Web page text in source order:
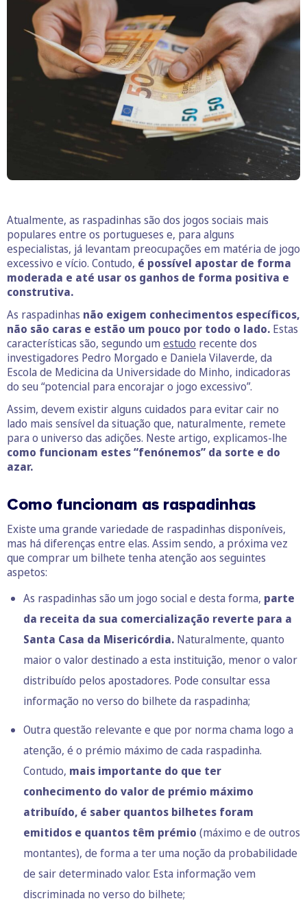
Atualmente, as raspadinhas são dos jogos sociais mais
populares entre os portugueses e, para alguns
especialistas, já levantam preocupações em matéria de jogo
excessivo e vício. Contudo, é possível apostar de forma
moderada e até usar os ganhos de forma positiva e
construtiva.
As raspadinhas não exigem conhecimentos específicos,
não são caras e estão um pouco por todo o lado. Estas
características são, segundo um estudo recente dos
investigadores Pedro Morgado e Daniela Vilaverde, da
Escola de Medicina da Universidade do Minho, indicadoras
do seu “potencial para encorajar o jogo excessivo”.
Assim, devem existir alguns cuidados para evitar cair no
lado mais sensível da situação que, naturalmente, remete
para o universo das adições. Neste artigo, explicamos-lhe
como funcionam estes “fenónemos” da sorte e do
azar.
Como funcionam as raspadinhas
Existe uma grande variedade de raspadinhas disponíveis,
mas há diferenças entre elas. Assim sendo, a próxima vez
que comprar um bilhete tenha atenção aos seguintes
aspetos:
As raspadinhas são um jogo social e desta forma, parte
da receita da sua comercialização reverte para a
Santa Casa da Misericórdia. Naturalmente, quanto
maior o valor destinado a esta instituição, menor o valor
distribuído pelos apostadores. Pode consultar essa
informação no verso do bilhete da raspadinha;
Outra questão relevante e que por norma chama logo a
atenção, é o prémio máximo de cada raspadinha.
Contudo, mais importante do que ter
conhecimento do valor de prémio máximo
atribuído, é saber quantos bilhetes foram
emitidos e quantos têm prémio (máximo e de outros
montantes), de forma a ter uma noção da probabilidade
de sair determinado valor. Esta informação vem
discriminada no verso do bilhete;